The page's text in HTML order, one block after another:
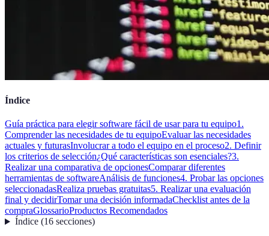
Índice
Guía práctica para elegir software fácil de usar para tu equipo1.
Comprender las necesidades de tu equipoEvaluar las necesidades
actuales y futurasInvolucrar a todo el equipo en el proceso2. Definir
los criterios de selección¿Qué características son esenciales?3.
Realizar una comparativa de opcionesComparar diferentes
herramientas de softwareAnálisis de funciones4. Probar las opciones
seleccionadasRealiza pruebas gratuitas5. Realizar una evaluación
final y decidirTomar una decisión informadaChecklist antes de la
compraGlossarioProductos Recomendados
Índice(16 secciones)